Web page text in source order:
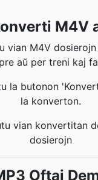
M4V
vian M4V
aŭ per treni kaj
la butonon
la konverton.
vian konvertitan
dosierojn
Oftaj